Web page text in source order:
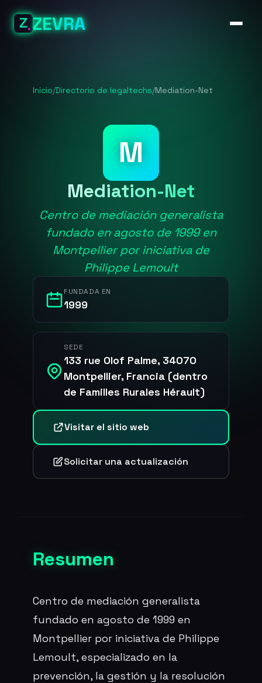
ZEVRA
Inicio/Directorio de legaltechs/Mediation-Net
M
Mediation-Net
Centro de mediación generalista
fundado en agosto de 1999 en
Montpellier por iniciativa de
Philippe Lemoult
FUNDADA EN
1999
SEDE
133 rue Olof Palme, 34070
Montpellier, Francia (dentro
de Familles Rurales Hérault)
Visitar el sitio web
Solicitar una actualización
Resumen
Centro de mediación generalista
fundado en agosto de 1999 en
Montpellier por iniciativa de Philippe
Lemoult, especializado en la
prevención, la gestión y la resolución